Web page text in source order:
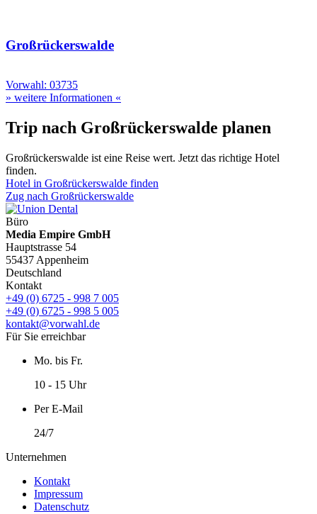
Großrückerswalde
Vorwahl: 03735
» weitere Informationen «
Trip nach Großrückerswalde planen
Großrückerswalde ist eine Reise wert. Jetzt das richtige Hotel
finden.
Hotel in Großrückerswalde finden
Zug nach Großrückerswalde
Büro
Media Empire GmbH
Hauptstrasse 54
55437 Appenheim
Deutschland
Kontakt
+49 (0) 6725 - 998 7 005
+49 (0) 6725 - 998 5 005
kontakt@vorwahl.de
Für Sie erreichbar
Mo. bis Fr.
10 - 15 Uhr
Per E-Mail
24/7
Unternehmen
Kontakt
Impressum
Datenschutz